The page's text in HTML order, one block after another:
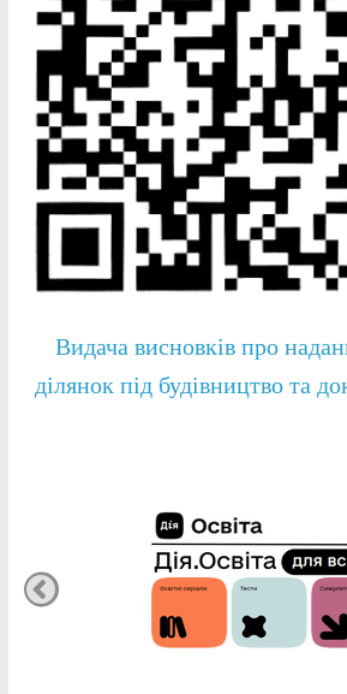
Видача висновків про
ділянок під будівництво та